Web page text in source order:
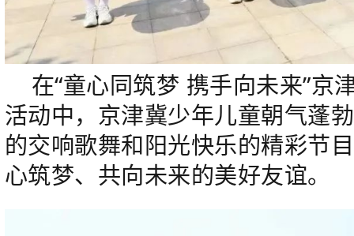
在“童心同筑梦 携手向未来”京
活动中，京津冀少年儿童朝气蓬
的交响歌舞和阳光快乐的精彩节
心筑梦、共向未来的美好友谊。